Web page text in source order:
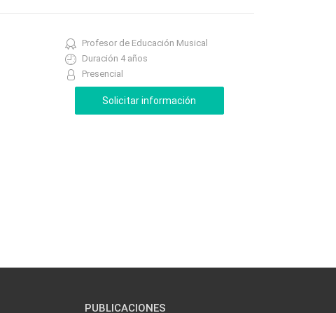
Profesor de Educación Musical
Duración 4 años
Presencial
PUBLICACIONES